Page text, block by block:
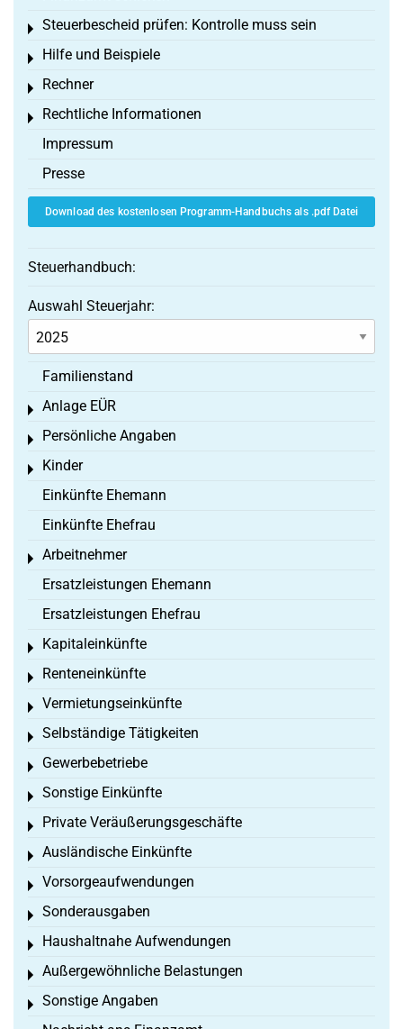
Steuerbescheid prüfen: Kontrolle muss sein
Toggle menu
Hilfe und Beispiele
Toggle menu
Rechner
Toggle menu
Rechtliche Informationen
Toggle menu
Impressum
Presse
Download des kostenlosen Programm-Handbuchs als .pdf Datei
Steuerhandbuch:
Auswahl Steuerjahr:
Familienstand
Anlage EÜR
Toggle menu
Persönliche Angaben
Toggle menu
Kinder
Toggle menu
Einkünfte Ehemann
Einkünfte Ehefrau
Arbeitnehmer
Toggle menu
Ersatzleistungen Ehemann
Ersatzleistungen Ehefrau
Kapitaleinkünfte
Toggle menu
Renteneinkünfte
Toggle menu
Vermietungseinkünfte
Toggle menu
Selbständige Tätigkeiten
Toggle menu
Gewerbebetriebe
Toggle menu
Sonstige Einkünfte
Toggle menu
Private Veräußerungsgeschäfte
Toggle menu
Ausländische Einkünfte
Toggle menu
Vorsorgeaufwendungen
Toggle menu
Sonderausgaben
Toggle menu
Haushaltnahe Aufwendungen
Toggle menu
Außergewöhnliche Belastungen
Toggle menu
Sonstige Angaben
Toggle menu